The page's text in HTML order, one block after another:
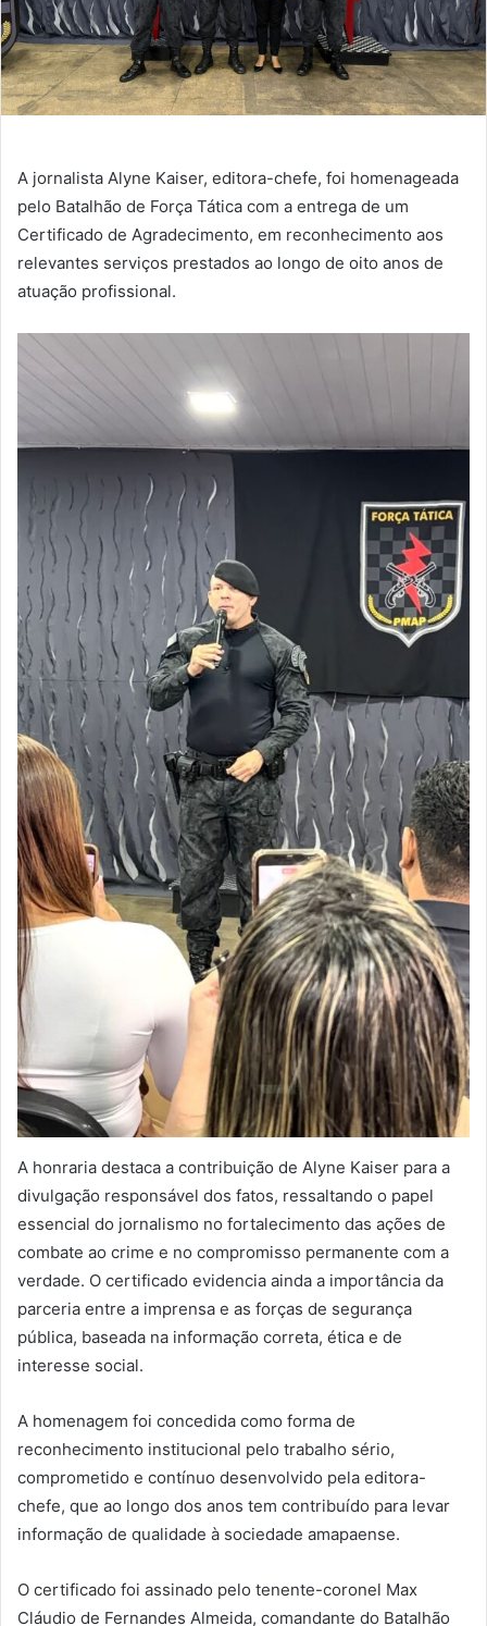
A jornalista Alyne Kaiser, editora-chefe, foi homenageada
pelo Batalhão de Força Tática com a entrega de um
Certificado de Agradecimento, em reconhecimento aos
relevantes serviços prestados ao longo de oito anos de
atuação profissional.
A honraria destaca a contribuição de Alyne Kaiser para a
divulgação responsável dos fatos, ressaltando o papel
essencial do jornalismo no fortalecimento das ações de
combate ao crime e no compromisso permanente com a
verdade. O certificado evidencia ainda a importância da
parceria entre a imprensa e as forças de segurança
pública, baseada na informação correta, ética e de
interesse social.
A homenagem foi concedida como forma de
reconhecimento institucional pelo trabalho sério,
comprometido e contínuo desenvolvido pela editora-
chefe, que ao longo dos anos tem contribuído para levar
informação de qualidade à sociedade amapaense.
O certificado foi assinado pelo tenente-coronel Max
Cláudio de Fernandes Almeida, comandante do Batalhão